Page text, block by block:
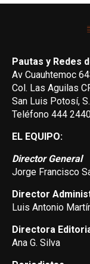
Pautas y Redes
Av Cuauhtemoc
Col. Las Aguilas
San Luis Potosí,
Teléfono 444
EL EQUIPO:
Director General
Jorge Francisco
Director
Luis Antonio
Directora
Ana G. Silva